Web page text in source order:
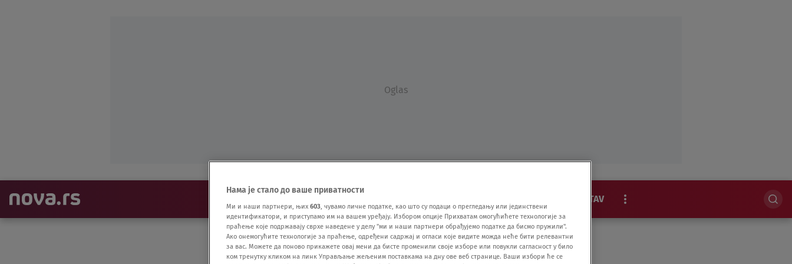
Oglas
STAV
EKSKLUZIVNO
Нама је стало до ваше приватности
Ми и наши партнери, њих 603 , чувамо личне податке, као што су подаци о прегледању или јединствени
идентификатори, и приступамо им на вашем уређају. Избором опције Прихватам омогућићете технологије за
праћење које подржавају сврхе наведене у делу "ми и наши партнери обрађујемо податке да бисмо пружили".
Ако онемогућите технологије за праћење, одређени садржај и огласи које видите можда неће бити релевантни
за вас. Можете да поново прикажете овај мени да бисте променили своје изборе или повукли сагласност у било
ком тренутку кликом на линк Управљање жељеним поставкама на дну ове веб странице. Ваши избори ће се